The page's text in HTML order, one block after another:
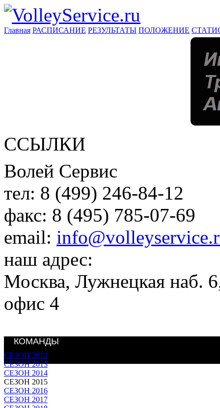
Главная РАСПИСАНИЕ РЕЗУЛЬТАТЫ ПОЛОЖЕНИЕ
ССЫЛКИ
Волей Сервис
тел: 8 (499) 246-84-12
факс: 8 (495) 785-07-69
email:
наш адрес:
Москва, Лужнецкая наб.
офис 4
КОМАНДЫ
СЕЗОН 2012
СЕЗОН 2013
СЕЗОН 2014
СЕЗОН 2015
СЕЗОН 2016
СЕЗОН 2017